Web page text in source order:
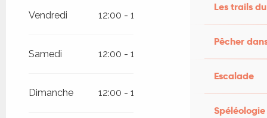
Les trails
Pêcher
Escalade
Spéléologie
Vendredi 12:00 - 14:00
Samedi 12:00 - 14:00
Dimanche 12:00 - 14:00 19:00 - 22:00